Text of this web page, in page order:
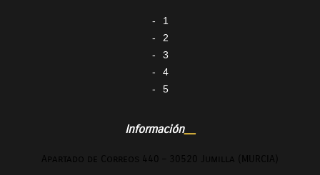
1
2
3
4
5
Información
Apartado de Correos 440 – 30520 Jumilla (MURCIA)